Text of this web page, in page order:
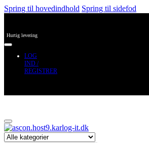
Spring til hovedindhold Spring til sidefod
Hurtig levering
LOG
IND /
REGISTRER